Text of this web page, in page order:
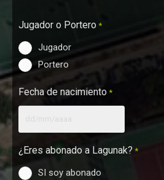
Jugador o Portero *
Jugador
Portero
Fecha de nacimiento *
¿Eres abonado a Lagunak? *
SI soy abonado